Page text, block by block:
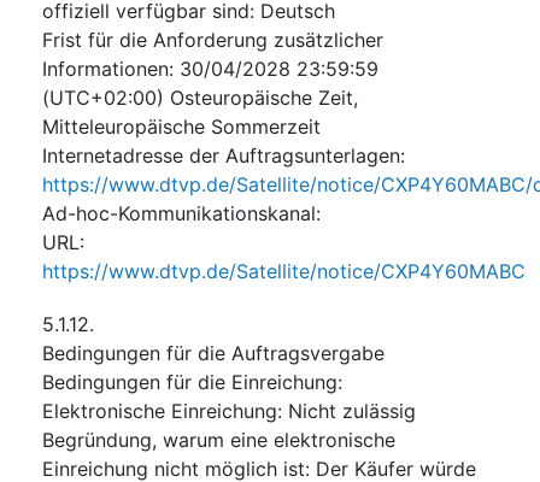
offiziell verfügbar sind: Deutsch
Frist für die Anforderung zusätzlicher
Informationen: 30/04/2028 23:59:59
(UTC+02:00) Osteuropäische Zeit,
Mitteleuropäische Sommerzeit
Internetadresse der Auftragsunterlagen:
https://www.dtvp.de/Satellite/notice/CXP4Y60MABC/
Ad-hoc-Kommunikationskanal:
URL:
https://www.dtvp.de/Satellite/notice/CXP4Y60MABC
5.1.12.
Bedingungen für die Auftragsvergabe
Bedingungen für die Einreichung:
Elektronische Einreichung: Nicht zulässig
Begründung, warum eine elektronische
Einreichung nicht möglich ist: Der Käufer würde